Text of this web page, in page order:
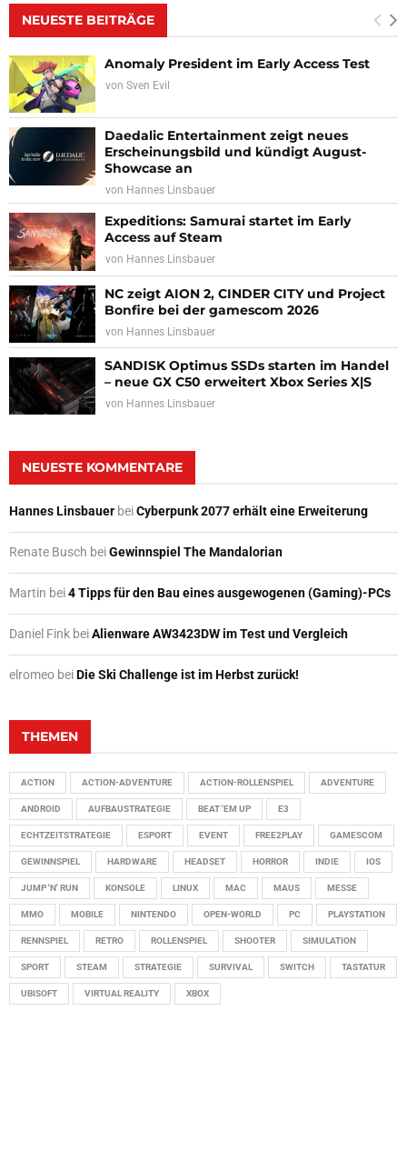
NEUESTE BEITRÄGE
Anomaly President im Early Access Test
von Sven Evil
Daedalic Entertainment zeigt neues
Erscheinungsbild und kündigt August-
Showcase an
von Hannes Linsbauer
Expeditions: Samurai startet im Early
Access auf Steam
von Hannes Linsbauer
NC zeigt AION 2, CINDER CITY und Project
Bonfire bei der gamescom 2026
von Hannes Linsbauer
SANDISK Optimus SSDs starten im Handel
– neue GX C50 erweitert Xbox Series X|S
von Hannes Linsbauer
NEUESTE KOMMENTARE
Hannes Linsbauer beiCyberpunk 2077 erhält eine Erweiterung
Renate Busch beiGewinnspiel The Mandalorian
Martin bei4 Tipps für den Bau eines ausgewogenen (Gaming)-PCs
Daniel Fink beiAlienware AW3423DW im Test und Vergleich
elromeo beiDie Ski Challenge ist im Herbst zurück!
THEMEN
ACTION ACTION-ADVENTURE ACTION-ROLLENSPIEL ADVENTURE
ANDROID AUFBAUSTRATEGIE BEAT 'EM UP E3
ECHTZEITSTRATEGIE ESPORT EVENT FREE2PLAY GAMESCOM
GEWINNSPIEL HARDWARE HEADSET HORROR INDIE IOS
JUMP 'N' RUN KONSOLE LINUX MAC MAUS MESSE
MMO MOBILE NINTENDO OPEN-WORLD PC PLAYSTATION
RENNSPIEL RETRO ROLLENSPIEL SHOOTER SIMULATION
SPORT STEAM STRATEGIE SURVIVAL SWITCH TASTATUR
UBISOFT VIRTUAL REALITY XBOX